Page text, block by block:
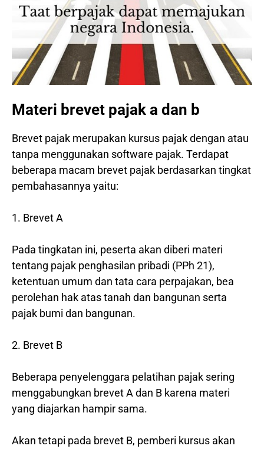
Materi brevet pajak a dan b
Brevet pajak merupakan kursus pajak dengan atau
tanpa menggunakan software pajak. Terdapat
beberapa macam brevet pajak berdasarkan tingkat
pembahasannya yaitu:
1. Brevet A
Pada tingkatan ini, peserta akan diberi materi
tentang pajak penghasilan pribadi (PPh 21),
ketentuan umum dan tata cara perpajakan, bea
perolehan hak atas tanah dan bangunan serta
pajak bumi dan bangunan.
2. Brevet B
Beberapa penyelenggara pelatihan pajak sering
menggabungkan brevet A dan B karena materi
yang diajarkan hampir sama.
Akan tetapi pada brevet B, pemberi kursus akan